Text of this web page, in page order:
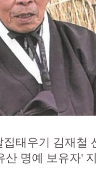
집태우기 김재철
산 명예 보유자'